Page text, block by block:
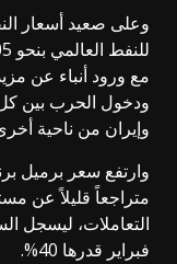
وعلى صعيد أسعار
مع ورود أنباء عن
ودخول الحرب بين كل
وإيران من ناحية
فبراير قدرها 40%.